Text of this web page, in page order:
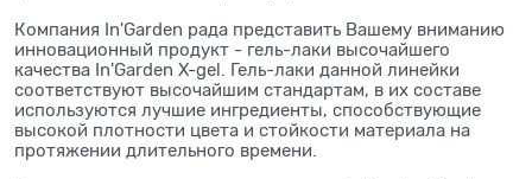
Компания In'Garden рада представить Вашему вниманию
инновационный продукт - гель-лаки высочайшего
качества In'Garden X-gel. Гель-лаки данной линейки
соответствуют высочайшим стандартам, в их составе
используются лучшие ингредиенты, способствующие
высокой плотности цвета и стойкости материала на
протяжении длительного времени.